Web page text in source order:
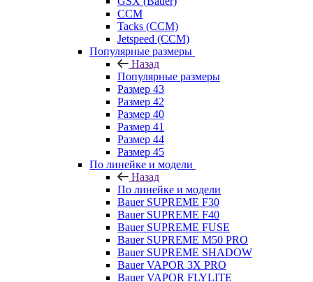
CCM
Tacks (CCM)
Jetspeed (CCM)
Популярные размеры
Назад
Популярные размеры
Размер 43
Размер 42
Размер 40
Размер 41
Размер 44
Размер 45
По линейке и модели
Назад
По линейке и модели
Bauer SUPREME F30
Bauer SUPREME F40
Bauer SUPREME FUSE
Bauer SUPREME M50 PRO
Bauer SUPREME SHADOW
Bauer VAPOR 3X PRO
Bauer VAPOR FLYLITE